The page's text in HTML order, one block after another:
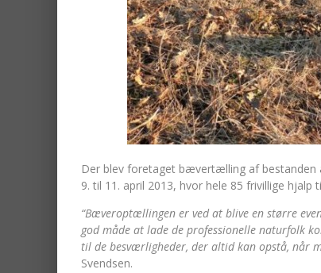
Der blev foretaget bævertælling af bestanden
9. til 11. april 2013, hvor hele 85 frivillige hjalp
“Bæveroptællingen er ved at blive en større
god måde at lade de professionelle naturfolk
til de besværligheder, der altid kan opstå, når
Svendsen.